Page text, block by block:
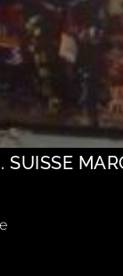
SUISSE